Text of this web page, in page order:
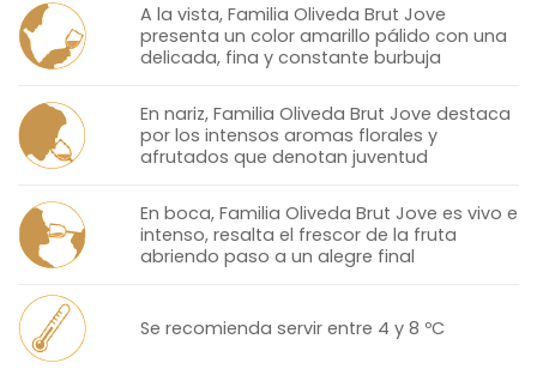
A la vista, Familia Oliveda Brut Jove
presenta un color amarillo pálido con una
delicada, fina y constante burbuja
En nariz, Familia Oliveda Brut Jove destaca
por los intensos aromas florales y
afrutados que denotan juventud
En boca, Familia Oliveda Brut Jove es vivo e
intenso, resalta el frescor de la fruta
abriendo paso a un alegre final
Se recomienda servir entre 4 y 8 ºC